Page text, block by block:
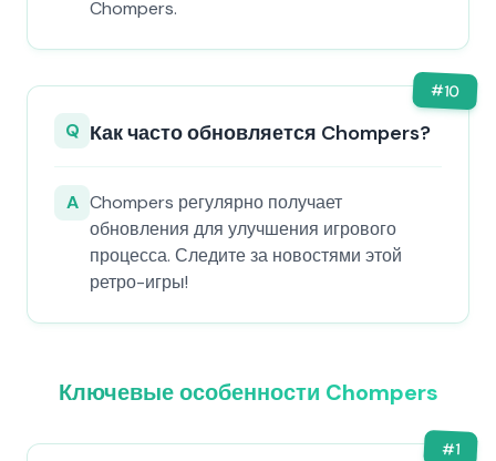
Chompers.
#10
Q Как часто обновляется Chompers?
A Chompers регулярно получает
обновления для улучшения игрового
процесса. Следите за новостями этой
ретро-игры!
Ключевые особенности Chompers
#1